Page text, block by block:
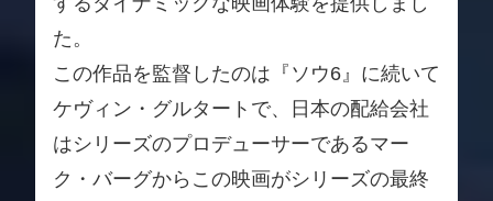
た。
この作品を監督したのは『ソウ6』に続いて
ケヴィン・グルタートで、日本の配給会社
はシリーズのプロデューサーであるマー
ク・バーグからこの映画がシリーズの最終